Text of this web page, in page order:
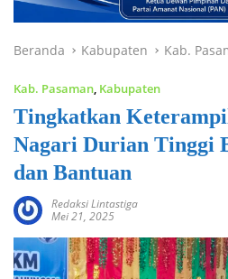
Beranda Kabupaten Kab.
Kab. Pasaman Kabupaten
Tingkatkan
Nagari Durian Tinggi
dan Bantuan
Redaksi Lintastiga
Mei 21, 2025